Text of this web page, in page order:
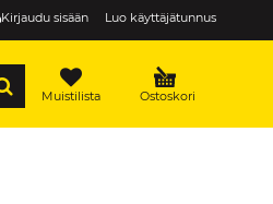
Kirjaudu sisään Luo käyttäjätunnus
Ostoskori
Muistilista